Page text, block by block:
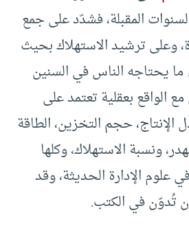
المقبلة، فشدّد على جمع
وعلى ترشيد الاستهلاك بحيث
ما يحتاجه الناس في السنين
الواقع بعقلية تعتمد على
الإنتاج، حجم التخزين، الطاقة
ونسبة الاستهلاك، وكلها
علوم الإدارة الحديثة، وقد
تُدوّن في الكتب.